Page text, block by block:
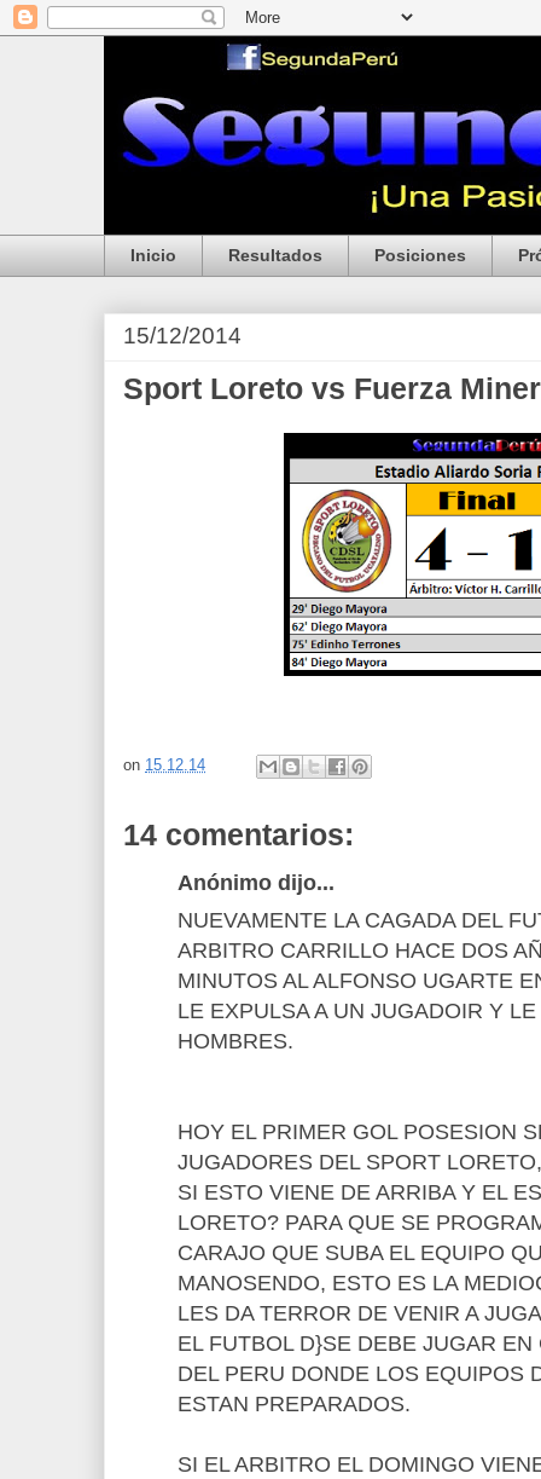
Inicio Resultados Posiciones
15/12/2014
Sport Loreto vs Fuerza
on 15.12.14
14 comentarios:
Anónimo dijo...
NUEVAMENTE LA CAGADA DEL
ARBITRO CARRILLO HACE DOS
MINUTOS AL ALFONSO UGARTE
LE EXPULSA A UN JUGADOIR Y
HOMBRES.
HOY EL PRIMER GOL POSESION
JUGADORES DEL SPORT
SI ESTO VIENE DE ARRIBA Y EL
LORETO? PARA QUE SE
CARAJO QUE SUBA EL EQUIPO
MANOSENDO, ESTO ES LA
LES DA TERROR DE VENIR A
EL FUTBOL D}SE DEBE JUGAR
DEL PERU DONDE LOS EQUIPOS
ESTAN PREPARADOS.
SI EL ARBITRO EL DOMINGO